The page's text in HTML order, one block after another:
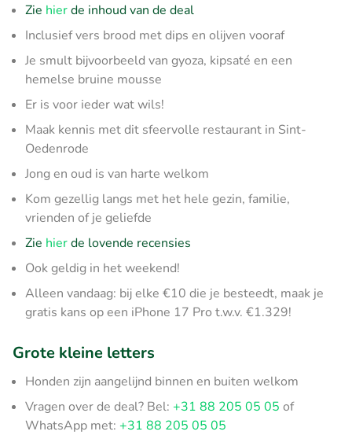
Zie hierde inhoud van de deal
Inclusief vers brood met dips en olijven vooraf
Je smult bijvoorbeeld van gyoza, kipsaté en een
hemelse bruine mousse
Er is voor ieder wat wils!
Maak kennis met dit sfeervolle restaurant in Sint-
Oedenrode
Jong en oud is van harte welkom
Kom gezellig langs met het hele gezin, familie,
vrienden of je geliefde
Zie hierde lovende recensies
Ook geldig in het weekend!
Alleen vandaag: bij elke €10 die je besteedt, maak je
gratis kans op een iPhone 17 Pro t.w.v. €1.329!
Grote kleine letters
Honden zijn aangelijnd binnen en buiten welkom
Vragen over de deal? Bel: +31 88 205 05 05 of
WhatsApp met: +31 88 205 05 05